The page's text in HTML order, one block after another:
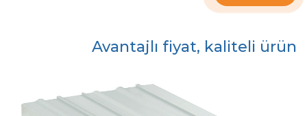
Avantajlı fiyat, kaliteli ürün